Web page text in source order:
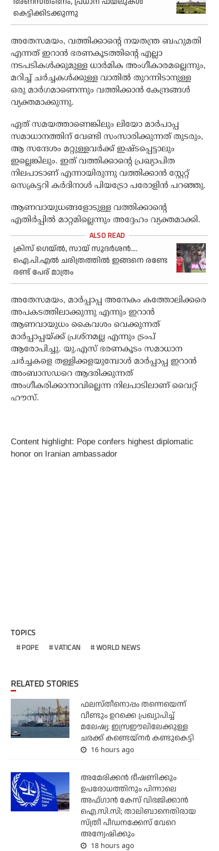
കെട്ടിക്കിടക്കുന്നു
അതേസമയം, വത്തിക്കാന്റെ നയതന്ത്ര ബഹുമതി
എന്നത് ഇറാന്‍ ഭരണകൂടത്തിന്റെ എല്ലാ
നടപടികള്‍ക്കുമുള്ള ധാര്‍മിക അംഗീകാരമല്ലെന്നും,
മറിച്ച് ചര്‍ച്ചകള്‍ക്കുള്ള വാതില്‍ തുറന്നിടാനുള്ള
ഒരു മാര്‍ഗമാണെന്നും വത്തിക്കാന്‍ കേന്ദ്രങ്ങള്‍
വ്യക്തമാക്കുന്നു.
ഏത് സമയത്താണെങ്കിലും ലിയോ മാര്‍പാപ്പ
സമാധാനത്തിന് വേണ്ടി സംസാരിക്കുന്നത് തുടരും,
ആ സന്ദേശം മറ്റുള്ളവര്‍ക്ക് ഇഷ്ടപ്പെട്ടാലും
ഇല്ലെങ്കിലും. ഇത് വത്തിക്കാന്റെ പ്രഖ്യാപിത
നിലപാടാണ് എന്നായിരുന്നു വത്തിക്കാന്‍ സ്റ്റേറ്റ്
സെക്രട്ടറി കര്‍ദിനാള്‍ പിയട്രോ പരോളിന്‍ പറഞ്ഞു.
ആണവായുധങ്ങളോടുള്ള വത്തിക്കാന്റെ
എതിര്‍പ്പില്‍ മാറ്റമില്ലെന്നും അദ്ദേഹം വ്യക്തമാക്കി.
ക്രിസ് ഗെയ്ല്‍, സായ് സുദര്‍ശന്‍….
ഐ.പി.എല്‍ ചരിത്രത്തില്‍ ഇങ്ങനെ രണ്ടേ
രണ്ട് പേര് മാത്രം
അതേസമയം, മാര്‍പ്പാപ്പ അനേകം കത്തോലിക്കരെ
അപകടത്തിലാക്കുന്നു എന്നും ഇറാന്‍
ആണവായുധം കൈവശം വെക്കുന്നത്
മാര്‍പ്പാപ്പയ്ക്ക് പ്രശ്‌നമല്ല എന്നും ട്രംപ്
ആരോപിച്ചു. യു.എസ് ഭരണകൂടം സമാധാന
ചര്‍ച്ചകളെ തള്ളിക്കളയുമ്പോള്‍ മാര്‍പ്പാപ്പ ഇറാന്‍
അംബാസഡറെ ആദരിക്കുന്നത്
അംഗീകരിക്കാനാവില്ലെന്ന നിലപാടിലാണ് വൈറ്റ്
ഹൗസ്.
Content highlight: Pope confers highest diplomatic
honor on Iranian ambassador
TOPICS
POPE VATICAN WORLD NEWS
RELATED STORIES
ഫലസ്തീനൊപ്പം തന്നെയെന്ന്
വീണ്ടും ഉറക്കെ പ്രഖ്യാപിച്ച്
മലേഷ്യ: ഇസ്രഈലിലേക്കുള്ള
ചരക്ക് കണ്ടെയ്‌നര്‍ കണ്ടുകെട്ടി
16 hours ago
അമേരിക്കന്‍ ഭീഷണിക്കും
ഉപരോധത്തിനും പിന്നാലെ
അഫ്ഗാന്‍ കേസ് വിഭജിക്കാന്‍
ഐ.സി.സി; താലിബാനെതിരായ
സ്ത്രീ പീഡനക്കേസ് വേറെ
അന്വേഷിക്കും
18 hours ago